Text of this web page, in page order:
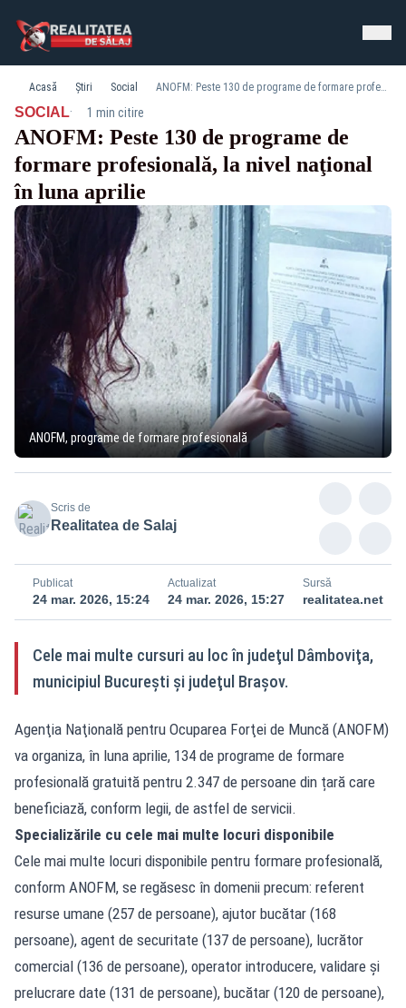
Acasă Știri Social ANOFM: Peste 130 de programe de formare profesională, la nivel naţional în luna aprilie
SOCIAL· 1 min citire
ANOFM: Peste 130 de programe de
formare profesională, la nivel naţional
în luna aprilie
ANOFM, programe de formare profesională
Scris de
Realitatea de Salaj
Publicat
24 mar. 2026, 15:24
Actualizat
24 mar. 2026, 15:27
Sursă
realitatea.net
Cele mai multe cursuri au loc în judeţul Dâmboviţa,
municipiul Bucureşti şi judeţul Braşov.
Agenţia Naţională pentru Ocuparea Forţei de Muncă (ANOFM)
va organiza, în luna aprilie, 134 de programe de formare
profesională gratuită pentru 2.347 de persoane din țară care
beneficiază, conform legii, de astfel de servicii.
Specializările cu cele mai multe locuri disponibile
Cele mai multe locuri disponibile pentru formare profesională,
conform ANOFM, se regăsesc în domenii precum: referent
resurse umane (257 de persoane), ajutor bucătar (168
persoane), agent de securitate (137 de persoane), lucrător
comercial (136 de persoane), operator introducere, validare şi
prelucrare date (131 de persoane), bucătar (120 de persoane),